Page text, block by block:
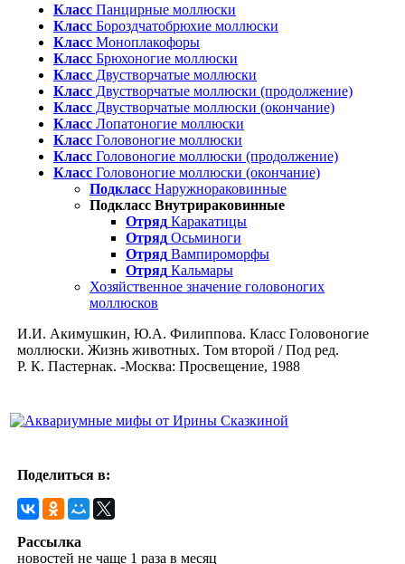
Класс Панцирные моллюски
Класс Бороздчатобрюхие моллюски
Класс Моноплакофоры
Класс Брюхоногие моллюски
Класс Двустворчатые моллюски
Класс Двустворчатые моллюски (продолжение)
Класс Двустворчатые моллюски (окончание)
Класс Лопатоногие моллюски
Класс Головоногие моллюски
Класс Головоногие моллюски (продолжение)
Класс Головоногие моллюски (окончание)
Подкласс Наружнораковинные
Подкласс Внутрираковинные
Отряд Каракатицы
Отряд Осьминоги
Отряд Вампироморфы
Отряд Кальмары
Хозяйственное значение головоногих
моллюсков
И.И. Акимушкин, Ю.А. Филиппова. Класс Головоногие
моллюски. Жизнь животных. Том второй / Под ред.
Р. К. Пастернак. -Москва: Просвещение, 1988
Поделиться в:
Рассылка
новостей не чаще 1 раза в месяц